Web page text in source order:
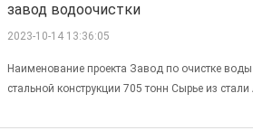
завод водоочистки
2023-10-14 13:36:05
Наименование проекта Завод по очистке
стальной конструкции 705 тонн Сырье из
2Производство и ...